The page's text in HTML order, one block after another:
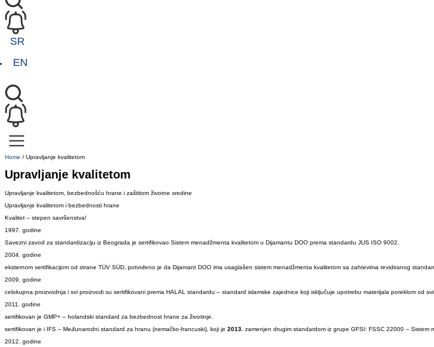
SR
EN
Home / Upravljanje kvalitetom
Upravljanje kvalitetom
Upravljanje kvalitetom, bezbednošću hrane i zaštitom životne sredine
Upravljanje kvalitetom i bezbednosti hrane
Kvalitet – stepen savršenstva!
1997. godine
Savezni zavod za standardizaciju iz Beograda je sertifikovao Sistem menadžmenta kvalitetom u Dijamantu DOO prema standardu JUS ISO 9002.
2004. godine
eksternom sertifikacijom od strane TÜV SÜD, potvrđeno je da Dijamant DOO ima usaglašen sistem menadžmenta kvalitetom sa zahtevima revidiranog
2009. godine
celokupna proizvodnja i svi proizvodi su sertifikovani prema HALAL standardu – standard islamske zajednice koji isključuje upotrebu materijala poreklom od
2011. godine
sertifikovan je GMP+ – holandski standard za bezbednost hrane za životinje.
sertifikovan je i IFS – Međunarodni standard za hranu (nemačko-francuski), koji je 2013. zamenjen drugim standardom iz grupe GFSI: FSSC 22000 – Sistem
2012. godine